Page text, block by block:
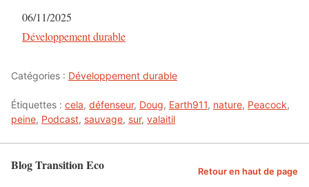
Date
06/11/2025
Par rapport à
Développement durable
Catégories : Développement durable
Étiquettes : cela, défenseur, Doug, Earth911, nature, Peacock,
peine, Podcast, sauvage, sur, valaitil
Blog Transition Eco Retour en haut de page